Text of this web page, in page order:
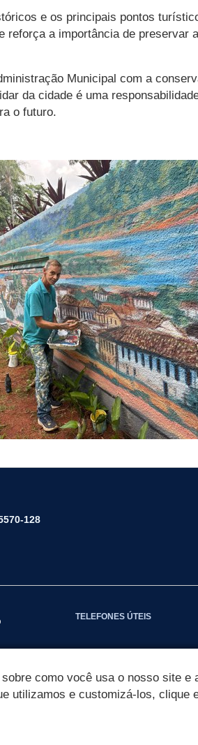
e os principais pontos
reforça a importância de
Municipal com a
da cidade é uma
o futuro.
128
TELEFONES ÚTEIS
como você usa o nosso site
utilizamos e customizá-los,